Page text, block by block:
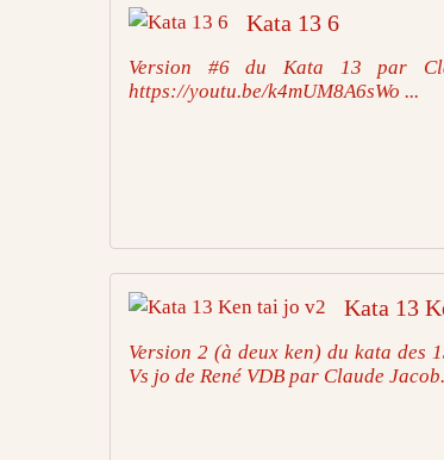
Kata 13 6
Version #6 du Kata 13 par
https://youtu.be/k4mUM8A6sWo ...
Kata 13
Version 2 (à deux ken) du kata des
Vs jo de René VDB par Claude